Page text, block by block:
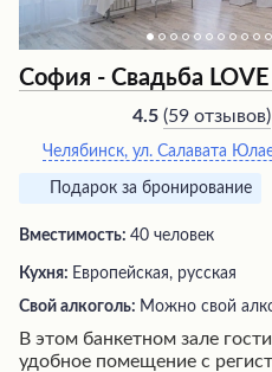
София - Свадьба
4.5 (59 отзывов)
Челябинск, ул. Салавата
Подарок за бронирование
Вместимость: 40 человек
Кухня: Европейская, русская
Свой алкоголь: Можно свой
В этом банкетном зале
удобное помещение с